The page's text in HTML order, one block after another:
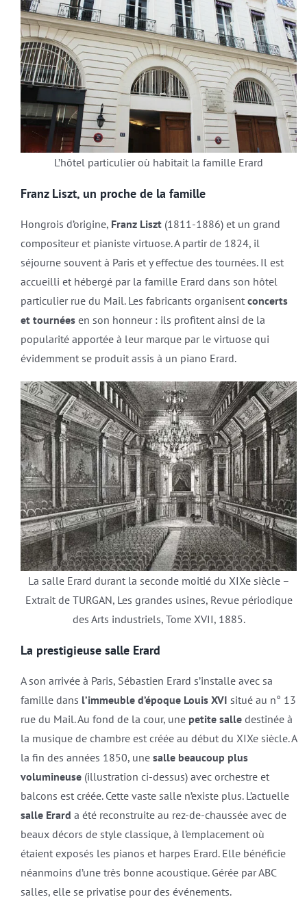
L’hôtel particulier où habitait la famille Erard
Franz Liszt, un proche de la famille
Hongrois d’origine, Franz Liszt (1811-1886) et un grand
compositeur et pianiste virtuose. A partir de 1824, il
séjourne souvent à Paris et y effectue des tournées. Il est
accueilli et hébergé par la famille Erard dans son hôtel
particulier rue du Mail. Les fabricants organisent concerts
et tournées en son honneur : ils profitent ainsi de la
popularité apportée à leur marque par le virtuose qui
évidemment se produit assis à un piano Erard.
La salle Erard durant la seconde moitié du XIXe siècle –
Extrait de TURGAN, Les grandes usines, Revue périodique
des Arts industriels, Tome XVII, 1885.
La prestigieuse salle Erard
A son arrivée à Paris, Sébastien Erard s’installe avec sa
famille dans l’immeuble d’époque Louis XVI situé au n° 13
rue du Mail. Au fond de la cour, une petite salledestinée à
la musique de chambre est créée au début du XIXe siècle. A
la fin des années 1850, une salle beaucoup plus
volumineuse(illustration ci-dessus) avec orchestre et
balcons est créée. Cette vaste salle n’existe plus. L’actuelle
salle Erard a été reconstruite au rez-de-chaussée avec de
beaux décors de style classique, à l’emplacement où
étaient exposés les pianos et harpes Erard. Elle bénéficie
néanmoins d’une très bonne acoustique. Gérée par ABC
salles, elle se privatise pour des événements.